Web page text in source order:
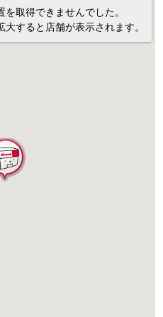
を取得できませんでした。
大すると店舗が表示されます。